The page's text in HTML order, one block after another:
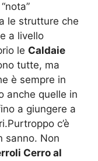
le strutture che
a livello
le Caldaie
tutte, ma
è sempre in
anche quelle in
a giungere a
c’è
sanno. Non
Cerro al